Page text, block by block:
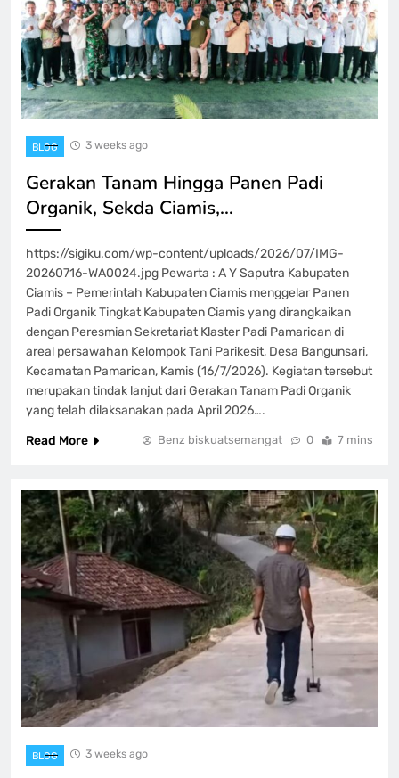
BLOG 3 weeks ago
Gerakan Tanam Hingga Panen Padi
Organik, Sekda Ciamis,…
https://sigiku.com/wp-content/uploads/2026/07/IMG-
20260716-WA0024.jpg Pewarta : A Y Saputra Kabupaten
Ciamis – Pemerintah Kabupaten Ciamis menggelar Panen
Padi Organik Tingkat Kabupaten Ciamis yang dirangkaikan
dengan Peresmian Sekretariat Klaster Padi Pamarican di
areal persawahan Kelompok Tani Parikesit, Desa Bangunsari,
Kecamatan Pamarican, Kamis (16/7/2026). Kegiatan tersebut
merupakan tindak lanjut dari Gerakan Tanam Padi Organik
yang telah dilaksanakan pada April 2026….
Read More
Benz biskuatsemangat 0 7 mins
BLOG 3 weeks ago